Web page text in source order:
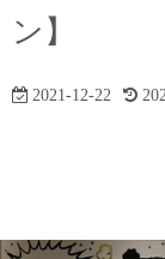
ン】
2021-12-22